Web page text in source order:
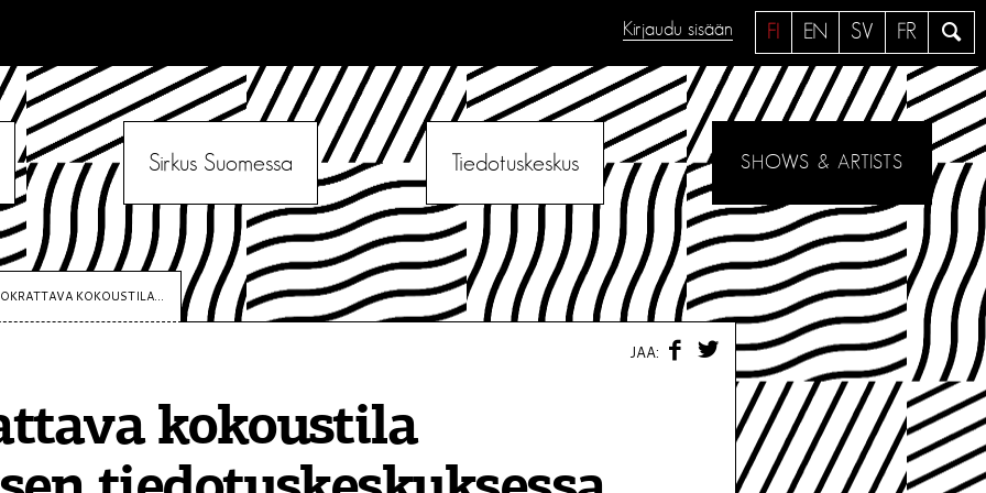
a
e
FI EN SV FR
Kirjaudu sisään
Sirkus Suomessa Tiedotuskeskus SHOWS & ARTISTS
KOKOUSTILA...
kokoustila
JAA:
F
W